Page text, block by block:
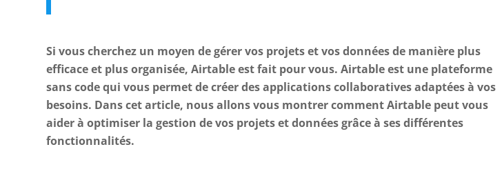
Si vous cherchez un moyen de gérer vos projets et vos données de manière plus
efficace et plus organisée, Airtable est fait pour vous. Airtable est une plateforme
sans code qui vous permet de créer des applications collaboratives adaptées à vos
besoins. Dans cet article, nous allons vous montrer comment Airtable peut vous
aider à optimiser la gestion de vos projets et données grâce à ses différentes
fonctionnalités.